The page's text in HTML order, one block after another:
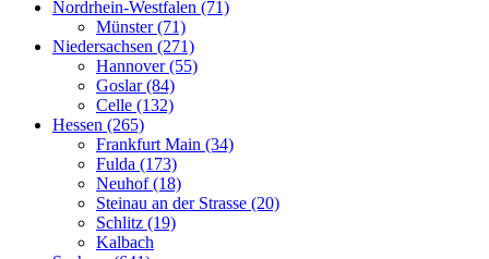
Nordrhein-Westfalen (71)
Münster (71)
Niedersachsen (271)
Hannover (55)
Goslar (84)
Celle (132)
Hessen (265)
Frankfurt Main (34)
Fulda (173)
Neuhof (18)
Steinau an der Strasse (20)
Schlitz (19)
Kalbach